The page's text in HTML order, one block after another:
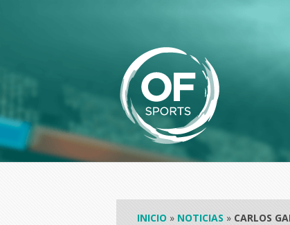
INICIO » NOTICIAS » CARLOS